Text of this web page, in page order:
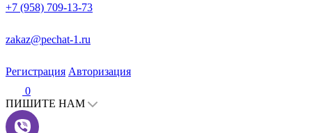
+7 (958) 709-13-73
zakaz@pechat-1.ru
Регистрация Авторизация
0
ПИШИТЕ НАМ